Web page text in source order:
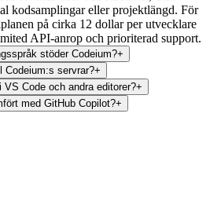
kodsamplingar eller projektlängd. För
på cirka 12 dollar per utvecklare
API-anrop och prioriterad support.
stöder Codeium?+
servrar?+
VS Code och andra editorer?+
med GitHub Copilot?+